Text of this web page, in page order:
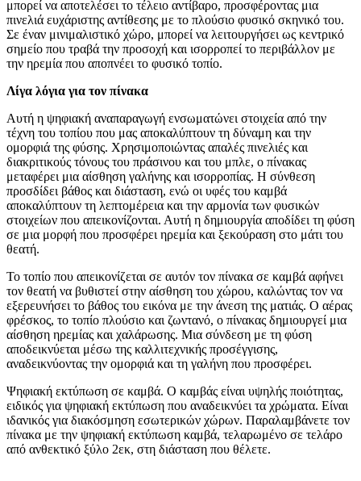
μπορεί να αποτελέσει το τέλειο αντίβαρο, προσφέροντας μια
πινελιά ευχάριστης αντίθεσης με το πλούσιο φυσικό σκηνικό του.
Σε έναν μινιμαλιστικό χώρο, μπορεί να λειτουργήσει ως κεντρικό
σημείο που τραβά την προσοχή και ισορροπεί το περιβάλλον με
την ηρεμία που αποπνέει το φυσικό τοπίο.
Λίγα λόγια για τον πίνακα
Αυτή η ψηφιακή αναπαραγωγή ενσωματώνει στοιχεία από την
τέχνη του τοπίου που μας αποκαλύπτουν τη δύναμη και την
ομορφιά της φύσης. Χρησιμοποιώντας απαλές πινελιές και
διακριτικούς τόνους του πράσινου και του μπλε, ο πίνακας
μεταφέρει μια αίσθηση γαλήνης και ισορροπίας. Η σύνθεση
προσδίδει βάθος και διάσταση, ενώ οι υφές του καμβά
αποκαλύπτουν τη λεπτομέρεια και την αρμονία των φυσικών
στοιχείων που απεικονίζονται. Αυτή η δημιουργία αποδίδει τη φύση
σε μια μορφή που προσφέρει ηρεμία και ξεκούραση στο μάτι του
θεατή.
Το τοπίο που απεικονίζεται σε αυτόν τον πίνακα σε καμβά αφήνει
τον θεατή να βυθιστεί στην αίσθηση του χώρου, καλώντας τον να
εξερευνήσει το βάθος του εικόνα με την άνεση της ματιάς. Ο αέρας
φρέσκος, το τοπίο πλούσιο και ζωντανό, ο πίνακας δημιουργεί μια
αίσθηση ηρεμίας και χαλάρωσης. Μια σύνδεση με τη φύση
αποδεικνύεται μέσω της καλλιτεχνικής προσέγγισης,
αναδεικνύοντας την ομορφιά και τη γαλήνη που προσφέρει.
Ψηφιακή εκτύπωση σε καμβά. Ο καμβάς είναι υψηλής ποιότητας,
ειδικός για ψηφιακή εκτύπωση που αναδεικνύει τα χρώματα. Είναι
ιδανικός για διακόσμηση εσωτερικών χώρων. Παραλαμβάνετε τον
πίνακα με την ψηφιακή εκτύπωση καμβά, τελαρωμένο σε τελάρο
από ανθεκτικό ξύλο 2εκ, στη διάσταση που θέλετε.